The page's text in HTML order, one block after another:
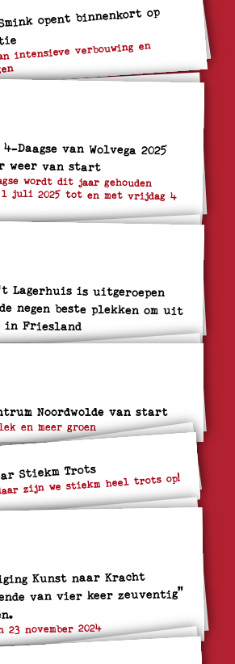
opent binnenkort op
intensieve verbouwing en
Daagse van Wolvega 2025
weer van start
wordt dit jaar gehouden
juli 2025 tot en met vrijdag 4
Lagerhuis is uitgeroepen
negen beste plekken om uit
in Friesland
Noordwolde van start
en meer groen
Stiekm Trots
zijn we stiekm heel trots op!
Kunst naar Kracht
van vier keer zeuventig"
23 november 2024